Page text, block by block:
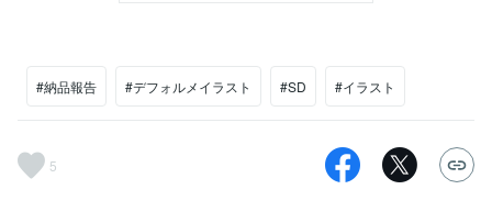
#納品報告 #デフォルメイラスト #SD #イラスト
5